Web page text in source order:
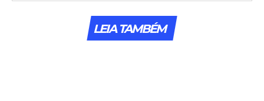
LEIA TAMBÉM